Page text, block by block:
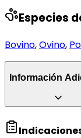
Especies
Bovino,Ovino,
Información